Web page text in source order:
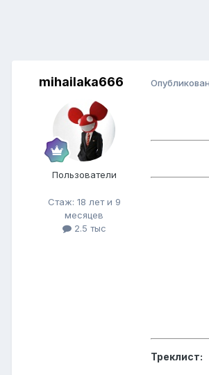
mihailaka666
Пользователи
Стаж: 18 лет и 9
месяцев
2.5 тыс
Треклист: